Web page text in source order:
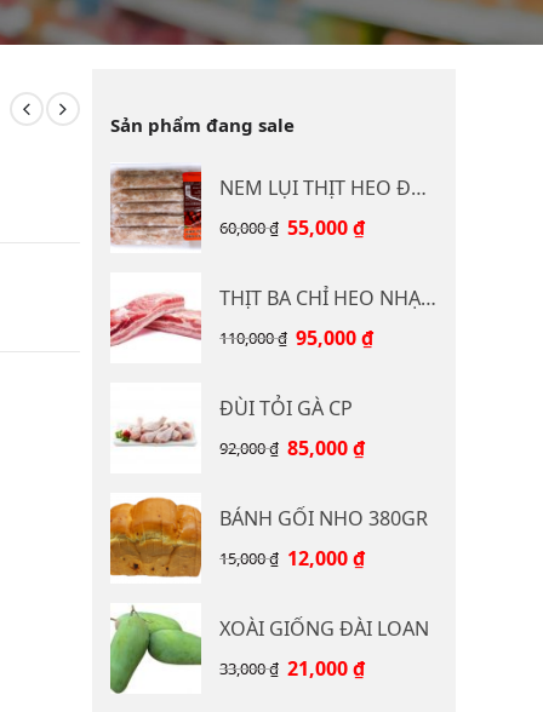
Sản phẩm đang sale
NEM LỤI THỊT HEO ĐB CP 400G
60,000₫ Giá
60,000 ₫.
55,000₫Giá
là:
55,000 ₫.
THỊT BA CHỈ HEO NHẠP KHẨU
110,000₫ Giá
110,000 ₫.
95,000₫Giá
ĐÙI TỎI GÀ CP
92,000₫ Giá
92,000 ₫.
85,000₫Giá
là:
85,000 ₫.
BÁNH GỐI NHO 380GR
15,000₫ Giá
15,000 ₫.
12,000₫Giá
là:
12,000 ₫.
XOÀI GIỐNG ĐÀI LOAN
33,000₫ Giá
21,000₫Giá